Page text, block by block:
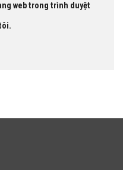
web trong trình duyệt